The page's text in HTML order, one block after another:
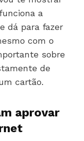
a
dá para fazer
com o
sobre
de
cartão.
aprovar